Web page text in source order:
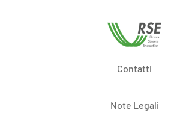
Contatti
Note Legali